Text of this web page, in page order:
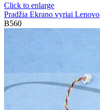
Click to enlarge
Pradžia Ekrano vyriai Lenovo
B560